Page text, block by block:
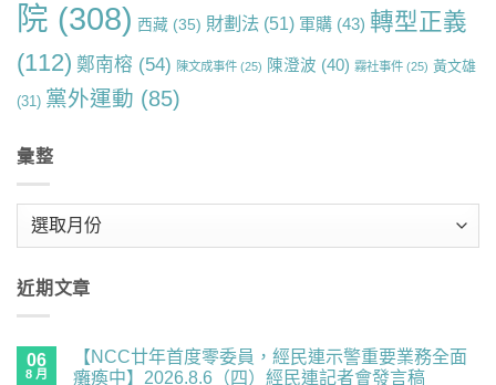
院 (308) 西藏 (35) 財劃法 (51) 軍購 (43) 轉型正義
(112) 鄭南榕 (54) 陳文成事件 (25) 陳澄波 (40) 霧社事件 (25) 黃文雄
(31) 黨外運動 (85)
彙整
近期文章
06
8 月
【NCC廿年首度零委員，經民連示警重要業務全面
癱瘓中】2026.8.6（四）經民連記者會發言稿